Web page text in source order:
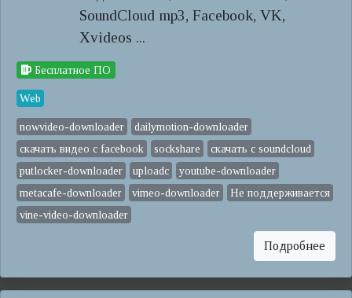
SoundCloud mp3, Facebook, VK,
Xvideos ...
Бесплатное ПО
Web
nowvideo-downloader
dailymotion-downloader
скачать видео с facebook
sockshare
скачать с soundcloud
putlocker-downloader
uploadc
youtube-downloader
metacafe-downloader
vimeo-downloader
Не поддерживается
vine-video-downloader
Подробнее